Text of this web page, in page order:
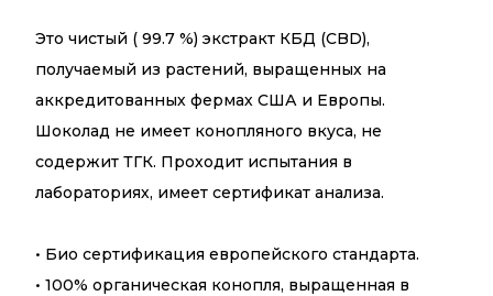
Это чистый ( 99.7 %) экстракт КБД (CBD),
получаемый из растений, выращенных на
аккредитованных фермах США и Европы.
Шоколад не имеет конопляного вкуса, не
содержит ТГК. Проходит испытания в
лабораториях, имеет сертификат анализа.
• Био сертификация европейского стандарта.
• 100% органическая конопля, выращенная в